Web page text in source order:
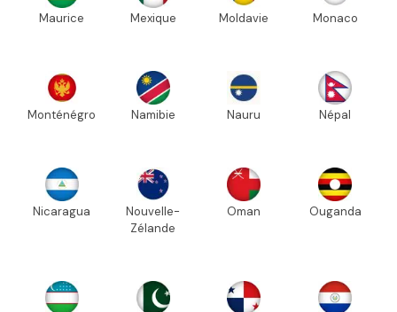
Maurice Mexique Moldavie Monaco
Monténégro Namibie Nauru Népal
Nicaragua
Nouvelle-
Zélande
Oman Ouganda